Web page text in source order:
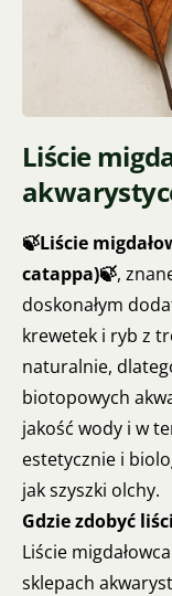
Liście
🍃Liście
catappa)🍃,
doskonałym
krewetek i ryb z
naturalnie,
biotopowych
jakość wody i w
estetycznie i
jak szyszki olchy.
Gdzie zdobyć
Liście
sklepach